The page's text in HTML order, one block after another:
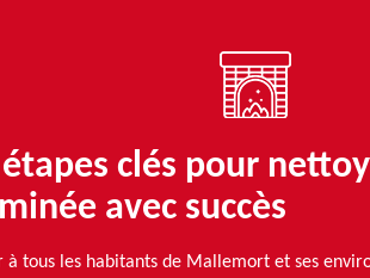
étapes clés pour
avec succès
à tous les habitants de Mallemort et ses